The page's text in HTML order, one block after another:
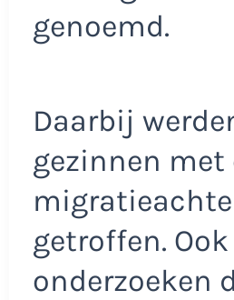
genoemd.
Daarbij
gezinnen met
getroffen. Ook
onderzoeken